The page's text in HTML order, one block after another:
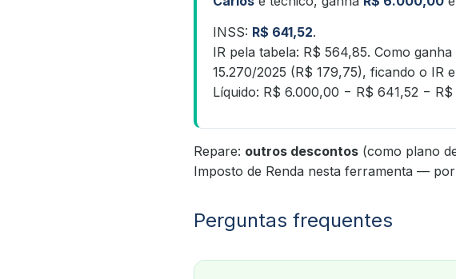
INSS: R$ 641,52.
IR pela tabela: R$ 564,85. Como
15.270/2025 (R$ 179,75), ficando o IR
Líquido: R$ 6.000,00 − R$ 641,52 − R$
Repare: outros descontos (como plano
Imposto de Renda nesta ferramenta —
Perguntas frequentes